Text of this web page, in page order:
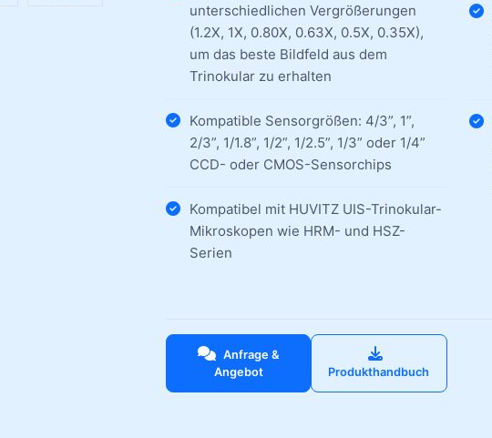
unterschiedlichen Vergrößerungen
(1.2X, 1X, 0.80X, 0.63X, 0.5X, 0.35X),
um das beste Bildfeld aus dem
Trinokular zu erhalten
Kompatible Sensorgrößen: 4/3”, 1”,
2/3”, 1/1.8”, 1/2”, 1/2.5”, 1/3” oder 1/4”
CCD- oder CMOS-Sensorchips
Kompatibel mit HUVITZ UIS-Trinokular-
Mikroskopen wie HRM- und HSZ-
Serien
Anfrage &
Angebot
Produkthandbuch